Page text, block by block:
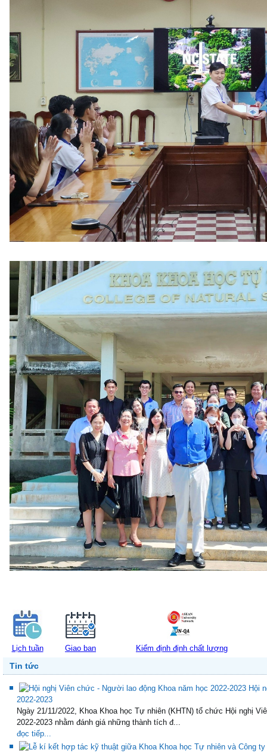
Lịch tuần Giao ban Kiểm định định chất lượng
Tin tức
Hội
2022-2023
Ngày 21/11/2022, Khoa Khoa học Tự nhiên (KHTN) tổ chức Hội nghị
2022-2023 nhằm đánh giá những thành tích đ...
đọc tiếp...